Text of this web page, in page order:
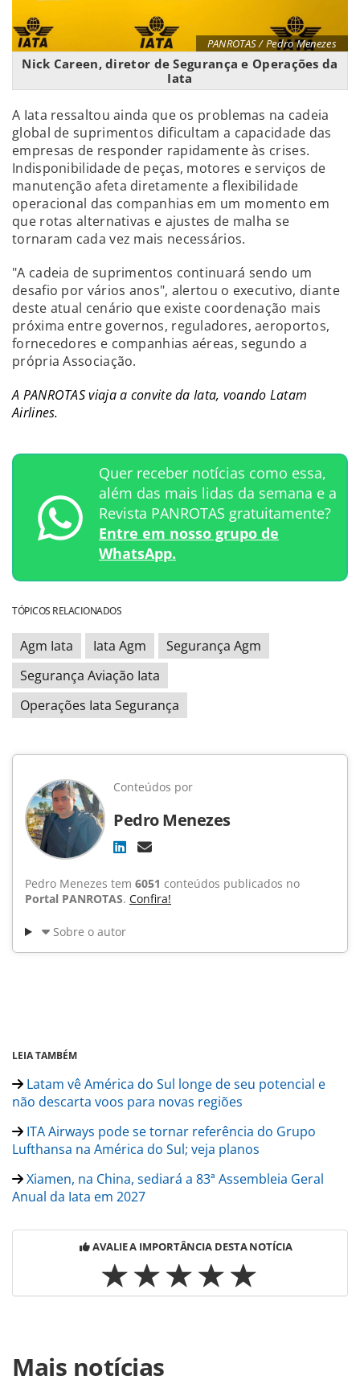
PANROTAS / Pedro Menezes
Nick Careen, diretor de Segurança e Operações da
Iata
A Iata ressaltou ainda que os problemas na cadeia
global de suprimentos dificultam a capacidade das
empresas de responder rapidamente às crises.
Indisponibilidade de peças, motores e serviços de
manutenção afeta diretamente a flexibilidade
operacional das companhias em um momento em
que rotas alternativas e ajustes de malha se
tornaram cada vez mais necessários.
"A cadeia de suprimentos continuará sendo um
desafio por vários anos", alertou o executivo, diante
deste atual cenário que existe coordenação mais
próxima entre governos, reguladores, aeroportos,
fornecedores e companhias aéreas, segundo a
própria Associação.
A PANROTAS viaja a convite da Iata, voando Latam
Airlines.
Quer receber notícias como essa,
além das mais lidas da semana e a
Revista PANROTAS gratuitamente?
Entre em nosso grupo de
WhatsApp.
TÓPICOS RELACIONADOS
Agm Iata Iata Agm
Segurança Agm
Segurança Aviação Iata
Operações Iata Segurança
Conteúdos por
Pedro Menezes
Pedro Menezes tem 6051 conteúdos publicados no
Portal PANROTAS. Confira!
Sobre o autor
LEIA TAMBÉM
Latam vê América do Sul longe de seu potencial e
não descarta voos para novas regiões
ITA Airways pode se tornar referência do Grupo
Lufthansa na América do Sul; veja planos
Xiamen, na China, sediará a 83ª Assembleia Geral
Anual da Iata em 2027
AVALIE A IMPORTÂNCIA DESTA NOTÍCIA
https://www.panrotas.com.br/aviacao/distribuicao/2026/
e-fechamento-de-espacos-aereos-seguem-elevando-os-
Mais notícias